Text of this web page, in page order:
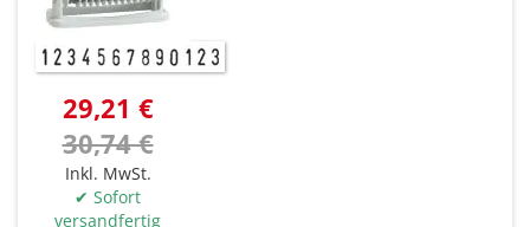
29,21 €
30,74 €
Inkl. MwSt.
✔ Sofort
versandfertig